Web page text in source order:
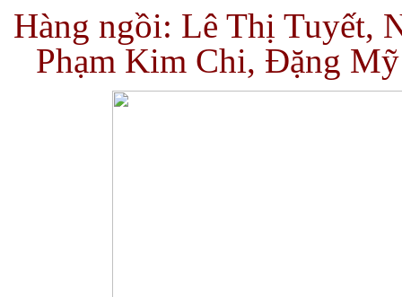
Hàng ngồi: Lê Thị Tuyết,
Phạm Kim Chi, Đặng